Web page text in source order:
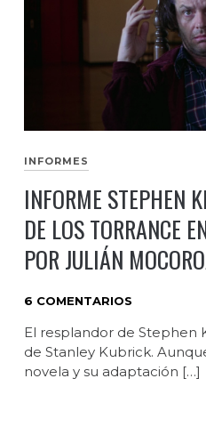
INFORMES
INFORME STEPHEN
DE LOS TORRANCE
POR JULIÁN
6 COMENTARIOS
El resplandor de Stephen
de Stanley Kubrick.
novela y su adaptación […]